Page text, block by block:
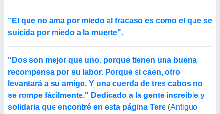
"El que no ama por miedo al fracaso es como el que se
suicida por miedo a la muerte".
"Dos son mejor que uno. porque tienen una buena
recompensa por su labor. Porque si caen, otro
levantará a su amigo. Y una cuerda de tres cabos no
se rompe fácilmente." Dedicado a la gente increible y
solidaria que encontré en esta página Tere (Antiguo